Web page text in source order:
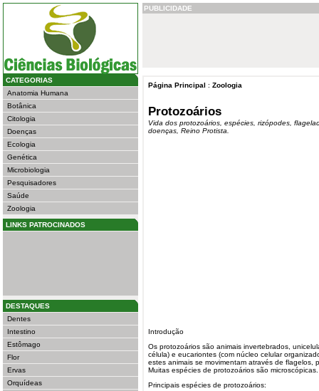
CATEGORIAS
Anatomia Humana
Botânica
Citologia
Doenças
Ecologia
Genética
Microbiologia
Pesquisadores
Saúde
Zoologia
LINKS PATROCINADOS
DESTAQUES
Dentes
Intestino
Estômago
Flor
Ervas
Orquídeas
PUBLICIDADE
Página Principal : Zoologia
Protozoários
Vida dos protozoários, espécies, rizópodes,
doenças, Reino Protista.
Introdução
Os protozoários são animais invertebrados,
célula) e eucariontes (com núcleo celular
estes animais se movimentam através de flagelos,
Muitas espécies de protozoários são microscópicas.
Principais espécies de protozoários: